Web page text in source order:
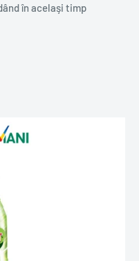
în acelaşi timp